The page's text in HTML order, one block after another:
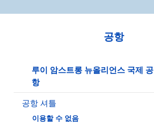
공항
루이 암스트롱 뉴올리언스 국제 공
항
공항 셔틀
이용할 수 없음